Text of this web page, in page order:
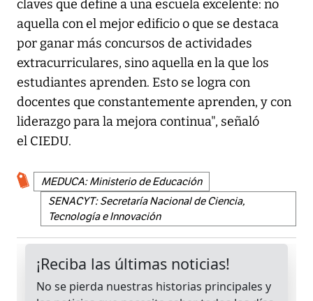
claves que define a una escuela excelente: no
aquella con el mejor edificio o que se destaca
por ganar más concursos de actividades
extracurriculares, sino aquella en la que los
estudiantes aprenden. Esto se logra con
docentes que constantemente aprenden, y con
liderazgo para la mejora continua", señaló
el CIEDU.
MEDUCA: Ministerio de Educación
SENACYT: Secretaría Nacional de Ciencia,
Tecnología e Innovación